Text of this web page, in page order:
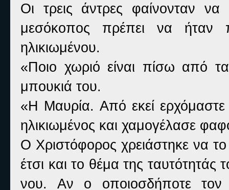
Οι τρεις άντρες φαίνονταν
μεσόκοπος πρέπει να ήταν
ηλικιωμένου.
«Ποιο χωριό είναι πίσω από
μπουκιά του.
«Η Μαυρία. Από εκεί ερχόμαστε
ηλικιωμένος και χαμογέλασε
Ο Χριστόφορος χρειάστηκε να
έτσι και το θέμα της
νου. Αν ο οποιοσδήποτε τον